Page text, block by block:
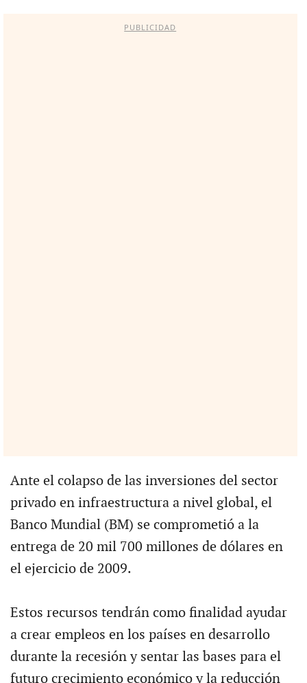
PUBLICIDAD
Ante el colapso de las inversiones del sector
privado en infraestructura a nivel global, el
Banco Mundial (BM) se comprometió a la
entrega de 20 mil 700 millones de dólares en
el ejercicio de 2009.
Estos recursos tendrán como finalidad ayudar
a crear empleos en los países en desarrollo
durante la recesión y sentar las bases para el
futuro crecimiento económico y la reducción